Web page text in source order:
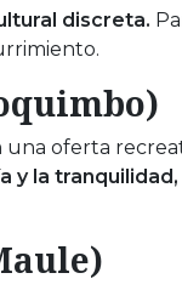
discreta.
una oferta
y la